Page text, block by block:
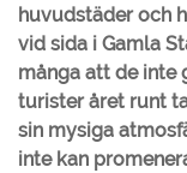
huvudstäder och
vid sida i Gamla
många att de inte
turister året runt
sin mysiga
inte kan